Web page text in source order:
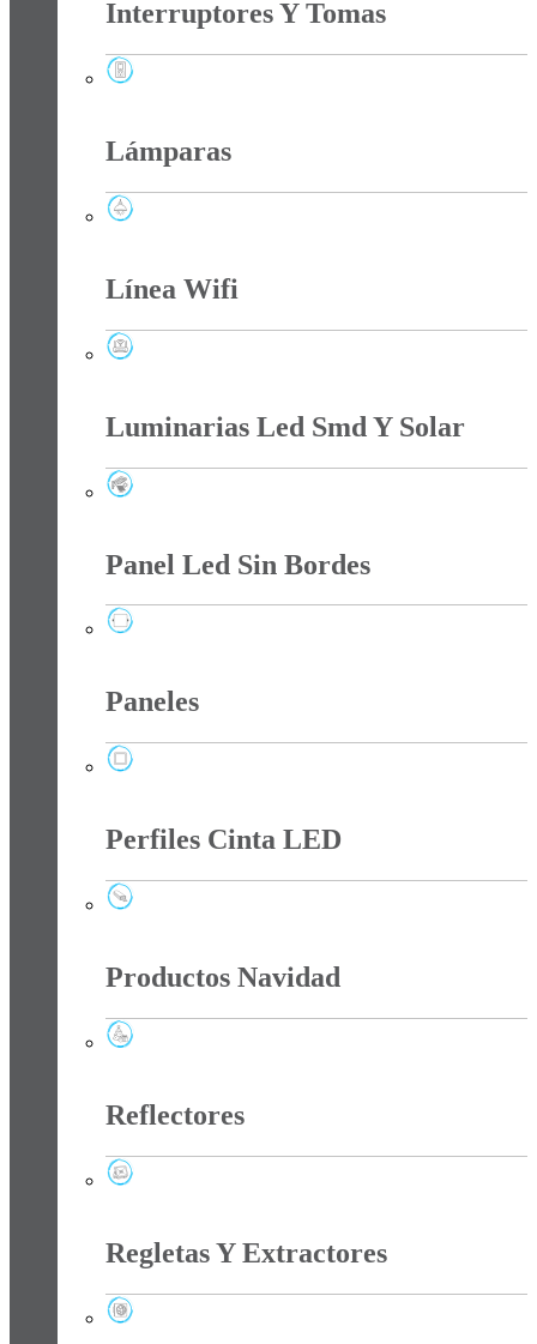
Interruptores Y Tomas
Lámparas
Línea Wifi
Luminarias Led Smd Y Solar
Panel Led Sin Bordes
Paneles
Perfiles Cinta LED
Productos Navidad
Reflectores
Regletas Y Extractores